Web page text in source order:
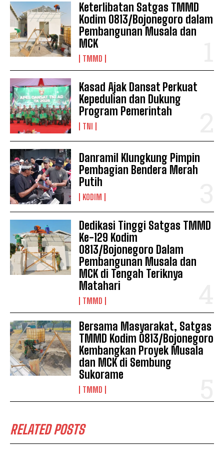
Keterlibatan Satgas TMMD
Kodim 0813/Bojonegoro dalam
Pembangunan Musala dan
MCK
TMMD
Kasad Ajak Dansat Perkuat
Kepedulian dan Dukung
Program Pemerintah
TNI
Danramil Klungkung Pimpin
Pembagian Bendera Merah
Putih
KODIM
Dedikasi Tinggi Satgas TMMD
Ke-129 Kodim
0813/Bojonegoro Dalam
Pembangunan Musala dan
MCK di Tengah Teriknya
Matahari
TMMD
Bersama Masyarakat, Satgas
TMMD Kodim 0813/Bojonegoro
Kembangkan Proyek Musala
dan MCK di Sembung
Sukorame
TMMD
RELATED POSTS